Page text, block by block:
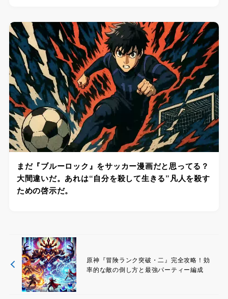
まだ『ブルーロック』をサッカー漫画だと思ってる？
大間違いだ。あれは“自分を殺して生きる”凡人を殺す
ための啓示だ。
原神『冒険ランク突破・二』完全攻略！効
率的な敵の倒し方と最強パーティー編成